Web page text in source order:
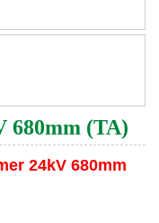
680mm (TA)
24kV 680mm